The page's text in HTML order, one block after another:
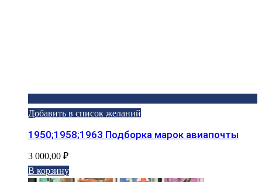
Добавить в список желаний
1950;1958;1963 Подборка марок авиапочты
3 000,00 ₽
В корзину